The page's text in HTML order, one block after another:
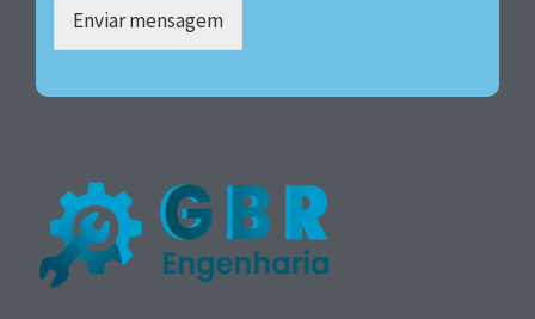
Enviar mensagem